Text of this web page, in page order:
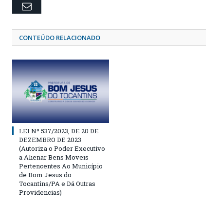
Email
CONTEÚDO RELACIONADO
LEI Nº 537/2023, DE 20 DE
DEZEMBRO DE 2023
(Autoriza o Poder Executivo
a Alienar Bens Moveis
Pertencentes Ao Município
de Bom Jesus do
Tocantins/PA e Dá Outras
Providencias)